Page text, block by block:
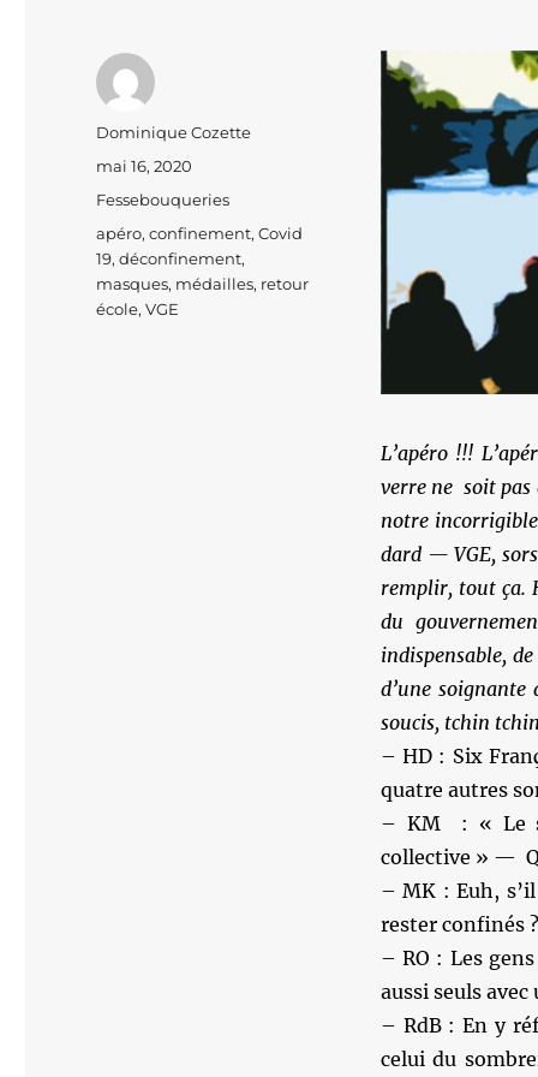
L’apéro !!!
verre ne soit pas
notre
dard — VGE,
remplir, tout ça.
du
indispensable,
d’une
soucis, tchin
– HD : Six
quatre autres
– KM : « Le
collective » —
– MK : Euh,
rester confinés ?
– RO : Les
aussi seuls
– RdB : En y
celui du
Auteur
Dominique Cozette
Publié
mai 16, 2020
Catégories
Fessebouqueries
Étiquettes
apéro,confinement,Covid
19,déconfinement,
masques, médailles, retour
école,VGE